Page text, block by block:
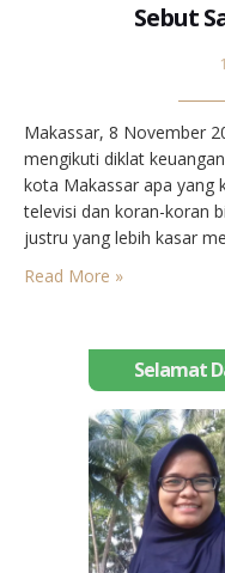
Sebut
Makassar, 8 November
mengikuti diklat
kota Makassar apa yang
televisi dan koran-koran
justru yang lebih kasar
kasarnya, karena yang
Bagaimana hotel bercat
Read More »
Selamat